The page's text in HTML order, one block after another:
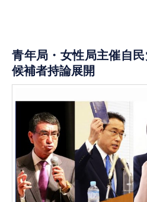
青年局・女性局主催自
候補者持論展開